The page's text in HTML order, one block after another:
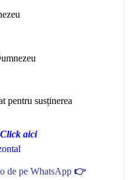
pentru susținerea
Click aici
de pe WhatsApp 👉